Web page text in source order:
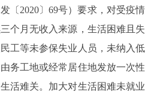
〔2020〕69号）要求，对受疫情
个月无收入来源，生活困难且失
工等未参保失业人员，未纳入低
务工地或经常居住地发放一次性
活难关。加大对生活困难未就业